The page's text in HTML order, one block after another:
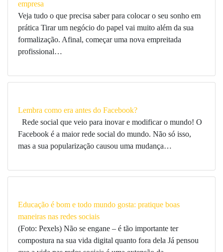
empresa
Veja tudo o que precisa saber para colocar o seu sonho em
prática Tirar um negócio do papel vai muito além da sua
formalização. Afinal, começar uma nova empreitada
profissional…
Lembra como era antes do Facebook?
Rede social que veio para inovar e modificar o mundo! O
Facebook é a maior rede social do mundo. Não só isso,
mas a sua popularização causou uma mudança…
Educação é bom e todo mundo gosta: pratique boas
maneiras nas redes sociais
(Foto: Pexels) Não se engane – é tão importante ter
compostura na sua vida digital quanto fora dela Já pensou